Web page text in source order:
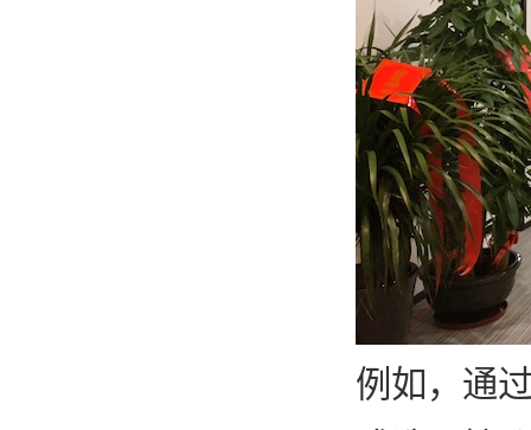
例如，通